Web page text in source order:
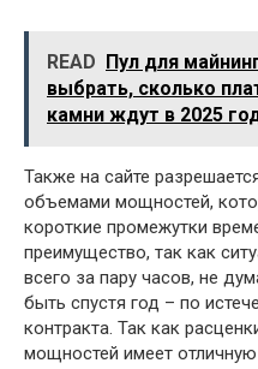
READ Пул для
выбрать, сколько
камни ждут в 2025
Также на сайте
объемами мощностей,
короткие промежутки
преимущество, так как
всего за пару часов, не
быть спустя год – по
контракта. Так как
мощностей имеет